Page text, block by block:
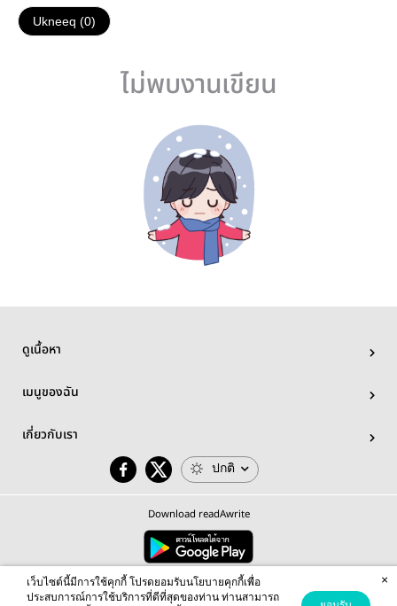
Ukneeq (0)
ไม่พบงานเขียน
ดูเนื้อหา
เมนูของฉัน
เกี่ยวกับเรา
ปกติ
Download readAwrite
© 2026 readAwrite.com by MEB Corporation Public Company Limited
This site is protected by reCAPTCHA and the Google Privacy Policy Terms of Serviceapply.
เว็บไซต์นี้มีการใช้คุกกี้ โปรดยอมรับนโยบายคุกกี้เพื่อ
ประสบการณ์การใช้บริการที่ดีที่สุดของท่าน ท่านสามารถ
×